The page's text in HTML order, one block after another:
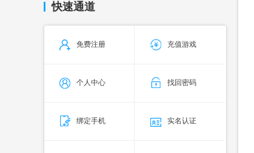
快速通道
免费注册 充值游戏
个人中心 找回密码
绑定手机 实名认证